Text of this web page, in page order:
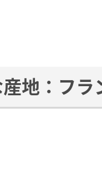
地：フラ